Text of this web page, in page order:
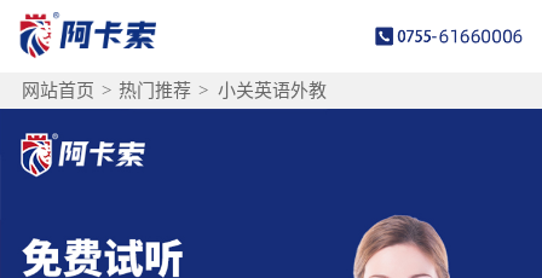
网站首页 > 热门推荐 > 小关英语外教